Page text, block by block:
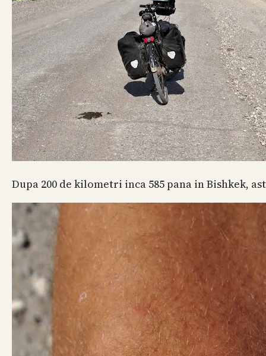
Dupa 200 de kilometri inca 585 pana in Bishkek,